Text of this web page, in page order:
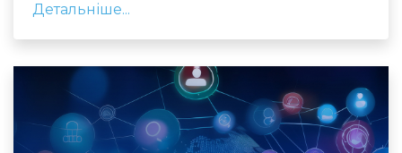
Детальніше...